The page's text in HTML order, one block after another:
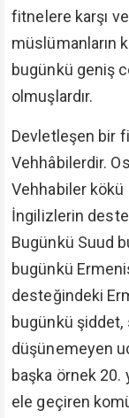
fitnelere karşı
müslümanların
bugünkü geniş
olmuşlardır.
Devletleşen bir
Vehhâbilerdir.
Vehhabiler kökü
İngilizlerin
Bugünkü Suud
bugünkü
desteğindeki
bugünkü şiddet,
düşünemeyen
başka örnek 20.
ele geçiren